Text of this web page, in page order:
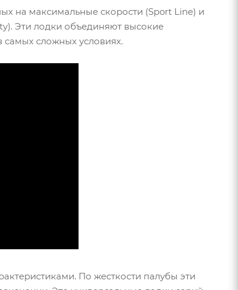
на максимальные скорости (Sport Line) и
Эти лодки объединяют высокие
самых сложных условиях.
По жесткости палубы эти